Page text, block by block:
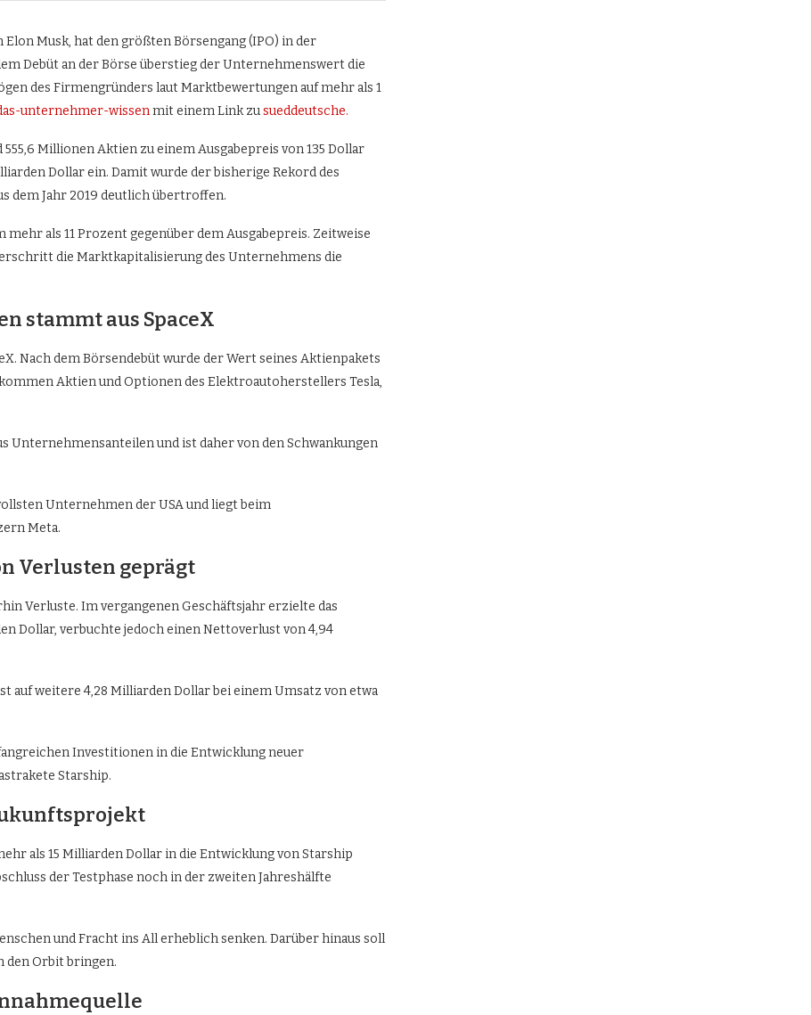
Musk, hat den größten Börsengang (IPO) in der
Debüt an der Börse überstieg der Unternehmenswert die
des Firmengründers laut Marktbewertungen auf mehr als 1
unternehmer-wissenmit einem Link zusueddeutsche.
Millionen Aktien zu einem Ausgabepreis von 135 Dollar
Dollar ein. Damit wurde der bisherige Rekord des
dem Jahr 2019 deutlich übertroffen.
als 11 Prozent gegenüber dem Ausgabepreis. Zeitweise
die Marktkapitalisierung des Unternehmens die
stammt aus SpaceX
Nach dem Börsendebüt wurde der Wert seines Aktienpakets
Aktien und Optionen des Elektroautoherstellers Tesla,
Unternehmensanteilen und ist daher von den Schwankungen
Unternehmen der USA und liegt beim
Meta.
Verlusten geprägt
Verluste. Im vergangenen Geschäftsjahr erzielte das
Dollar, verbuchte jedoch einen Nettoverlust von 4,94
auf weitere 4,28 Milliarden Dollar bei einem Umsatz von etwa
Investitionen in die Entwicklung neuer
Starship.
als 15 Milliarden Dollar in die Entwicklung von Starship
der Testphase noch in der zweiten Jahreshälfte
und Fracht ins All erheblich senken. Darüber hinaus soll
den Orbit bringen.